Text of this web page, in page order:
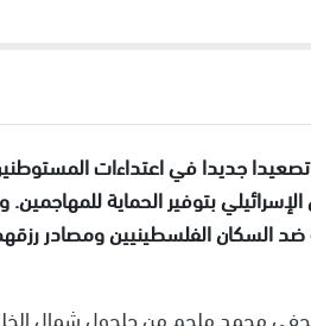
جديدا في اعتداءات
بتوفير الحماية
السكان الفلسطينيين ومصادر
محمد ملحم من حلحول شمال